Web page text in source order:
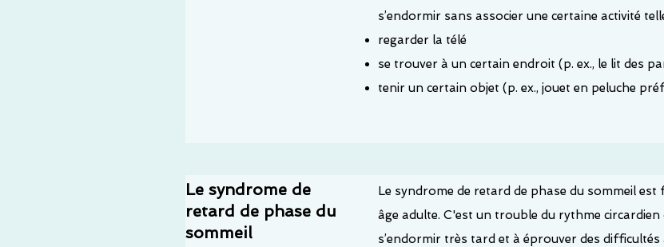
s’endormir sans associer une certaine activité
regarder la télé
se trouver à un certain endroit (p. ex., le lit des
tenir un certain objet (p. ex., jouet en peluche
Le syndrome de
retard de phase du
sommeil
Le syndrome de retard de phase du sommeil est
âge adulte. C'est un trouble du rythme
s’endormir très tard et à éprouver des